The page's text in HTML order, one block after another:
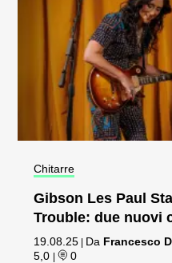
Chitarre
Gibson Les Paul
Trouble: due nuovi
19.08.25 | Da Francesco
5,0 | 0